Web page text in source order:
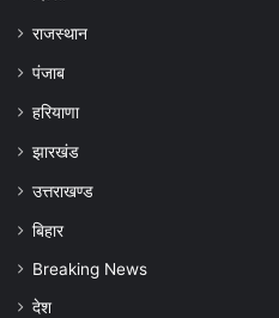
राजस्थान
पंजाब
हरियाणा
झारखंड
उत्तराखण्ड
बिहार
Breaking News
देश